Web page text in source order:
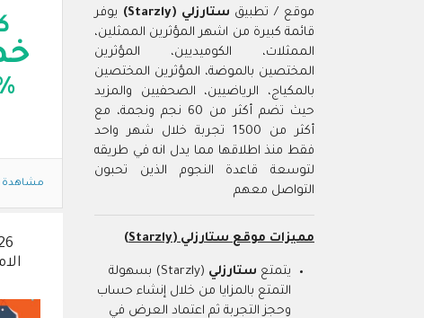
مشاهدة
موقع / تطبيق ستارزلي (Starzly)
يوفر
قائمة كبيرة من اشهر المؤثرين الممثلين،
الممثلات، الكوميديين، المؤثرين
المختصين بالموضة، المؤثرين المختصين
بالمكياج، الرياضيين، الصحفيين والمزيد
حيث تضم أكثر من 60 نجم ونجمة، مع
أكثر من 1500 تجربة خلال شهر واحد
فقط منذ اطلاقها مما يدل انه في طريقه
لتوسعة قاعدة النجوم الذين تحبون
التواصل معهم
مميزات موقع ستارزلي (Starzly)
يتمتع ستارزلي
(Starzly) بسهولة
التمتع بالمزايا من خلال إنشاء حساب
وحجز التجربة ثم اعتماد العرض في